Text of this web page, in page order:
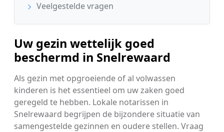
Veelgestelde vragen
Uw gezin wettelijk goed
beschermd in Snelrewaard
Als gezin met opgroeiende of al volwassen
kinderen is het essentieel om uw zaken goed
geregeld te hebben. Lokale notarissen in
Snelrewaard begrijpen de bijzondere situatie van
samengestelde gezinnen en oudere stellen. Vraag